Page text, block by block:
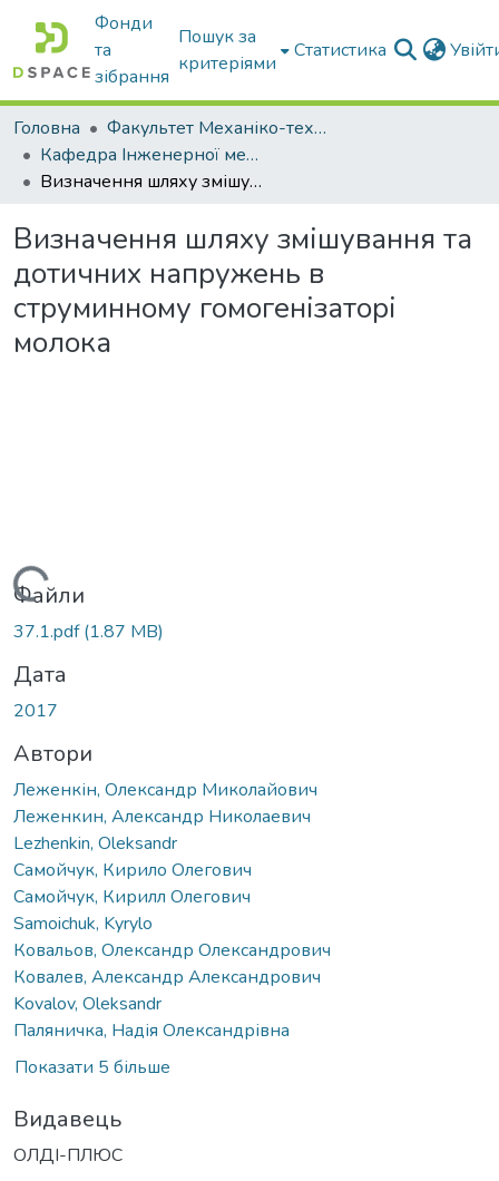
Фонди
та
зібрання
Пошук за
критеріями
Статистика
Головна
Факультет Механіко-технологічний
Кафедра Інженерної механіки та комп'ютерного проектування
Визначення шляху змішування та дотичних напружень в струминному гомогенізаторі молока
Визначення шляху змішування та
дотичних напружень в
струминному гомогенізаторі
молока
Файли
37.1.pdf(1.87 MB)
Дата
2017
Автори
Леженкін, Олександр Миколайович
Леженкин, Александр Николаевич
Lezhenkin, Oleksandr
Самойчук, Кирило Олегович
Самойчук, Кирилл Олегович
Samoichuk, Kyrylo
Ковальов, Олександр Олександрович
Ковалев, Александр Александрович
Kovalov, Oleksandr
Паляничка, Надія Олександрівна
Показати 5 більше
Видавець
ОЛДІ-ПЛЮС